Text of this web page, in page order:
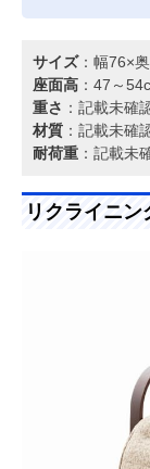
サイズ：幅76×
座面高 ：47～
重さ ：記載未確
材質 ：記載未確
耐荷重 ：記載未
リクライニ